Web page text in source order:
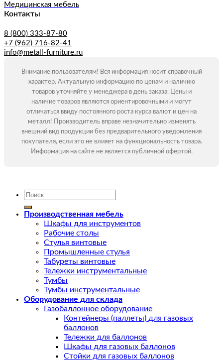
Медицинская мебель
Контакты
8 (800) 333-87-80
+7 (962) 716-82-41
info@metall-furniture.ru
Внимание пользователям! Вся информация носит справочный
характер. Актуальную информацию по ценам и наличию
товаров уточняйте у менеджера в день заказа. Цены и
наличие товаров являются ориентировочными и могут
отличаться ввиду постоянного роста курса валют и цен на
металл! Производитель вправе незначительно изменять
внешний вид продукции без предварительного уведомления
покупателя, если это не влияет на функциональность товара.
Информация на сайте не является публичной офертой.
Искать:
Производственная мебель
Шкафы для инструментов
Рабочие столы
Стулья винтовые
Промышленные стулья
Табуреты винтовые
Тележки инструментальные
Тумбы
Тумбы инструментальные
Оборудование для склада
Газобаллонное оборудование
Контейнеры (паллеты) для газовых
баллонов
Тележки для баллонов
Шкафы для газовых баллонов
Стойки для газовых баллонов